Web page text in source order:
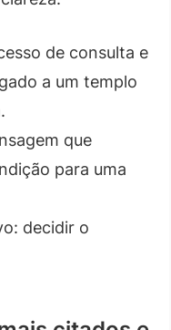
de consulta e
a um templo
que
para uma
decidir o